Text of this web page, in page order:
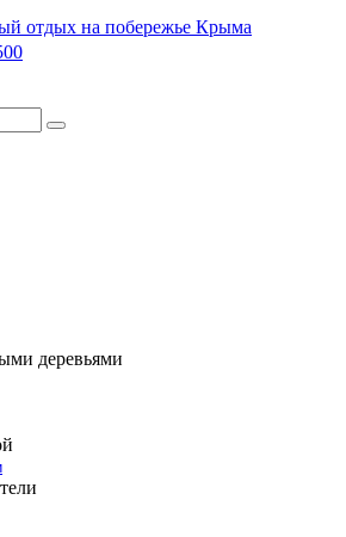
отдых на побережье Крыма